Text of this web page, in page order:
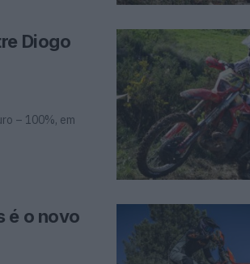
Diogo
– 100%, em
é o novo